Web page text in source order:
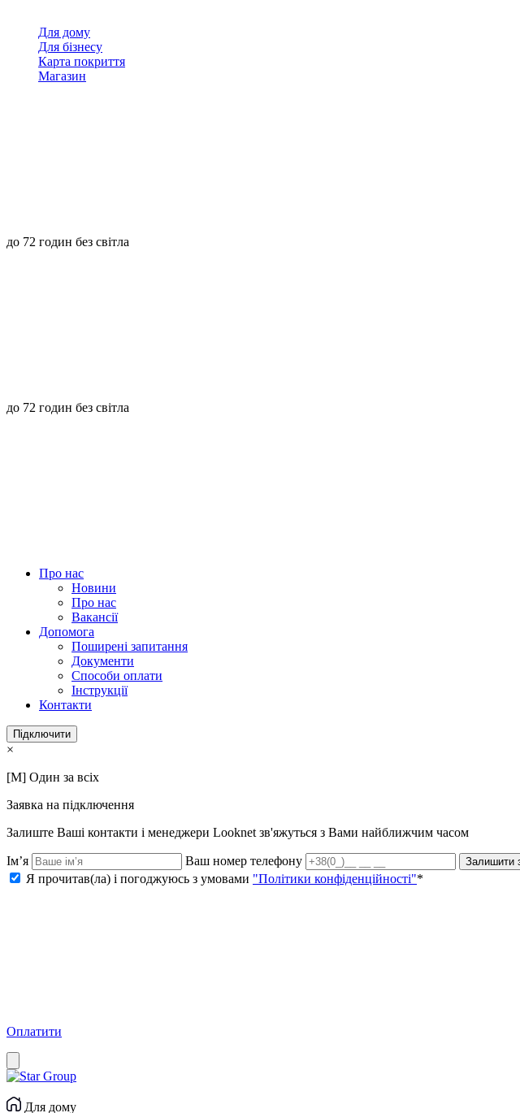
Для дому
Для бізнесу
Карта покриття
Магазин
до 72 годин без світла
до 72 годин без світла
Про нас
Новини
Про нас
Вакансії
Допомога
Поширені запитання
Документи
Способи оплати
Інструкції
Контакти
Підключити
×
[M] Один за всіх
Заявка на підключення
Залиште Ваші контакти і менеджери Looknet зв'яжуться з Вами найближчим часом
Ім’я Ваш номер телефону Залишити
Я прочитав(ла) і погоджуюсь з умовами "Політики конфіденційності"*
Оплатити
Для дому